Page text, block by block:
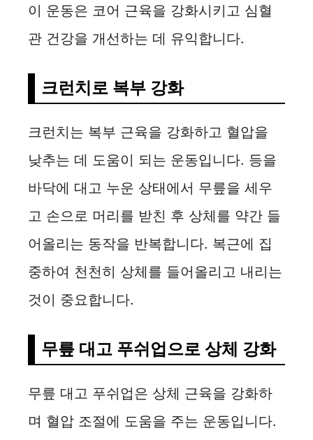
이 운동은 코어 근육을 강화시키고 심혈
관 건강을 개선하는 데 유익합니다.
크런치로 복부 강화
크런치는 복부 근육을 강화하고 혈압을
낮추는 데 도움이 되는 운동입니다. 등을
바닥에 대고 누운 상태에서 무릎을 세우
고 손으로 머리를 받친 후 상체를 약간 들
어올리는 동작을 반복합니다. 복근에 집
중하여 천천히 상체를 들어올리고 내리는
것이 중요합니다.
무릎 대고 푸쉬업으로 상체 강화
무릎 대고 푸쉬업은 상체 근육을 강화하
며 혈압 조절에 도움을 주는 운동입니다.